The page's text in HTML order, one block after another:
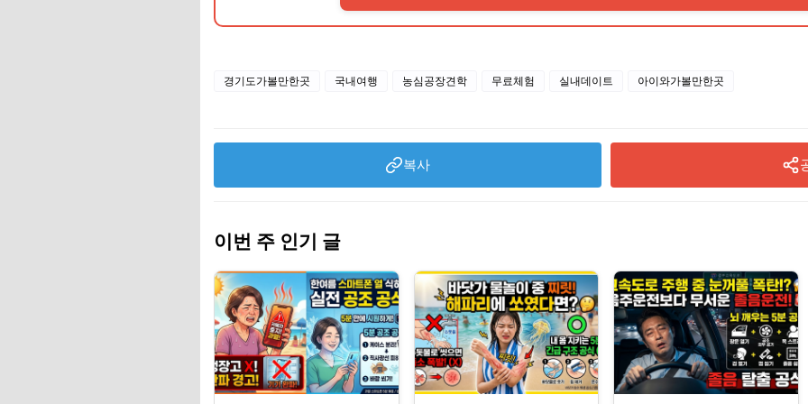
경기도가볼만한곳 국내여행 농심공장견학 무료체험 실내데이트 아이와가볼만한곳
복사
이번 주 인기 글